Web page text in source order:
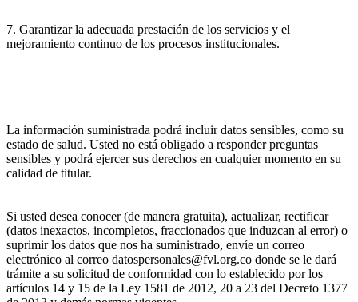
7. Garantizar la adecuada prestación de los servicios y el
mejoramiento continuo de los procesos institucionales.
La información suministrada podrá incluir datos sensibles, como su
estado de salud. Usted no está obligado a responder preguntas
sensibles y podrá ejercer sus derechos en cualquier momento en su
calidad de titular.
Si usted desea conocer (de manera gratuita), actualizar, rectificar
(datos inexactos, incompletos, fraccionados que induzcan al error) o
suprimir los datos que nos ha suministrado, envíe un correo
electrónico al correo datospersonales@fvl.org.co donde se le dará
trámite a su solicitud de conformidad con lo establecido por los
artículos 14 y 15 de la Ley 1581 de 2012, 20 a 23 del Decreto 1377